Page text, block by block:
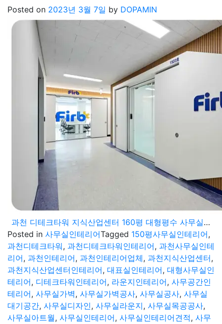
Posted on 2023년 3월 7일 by DOPAMIN
과천 디테크타워 지식산업센터 160평 대형평수 사무실인테리어 시공기
Posted in 사무실인테리어Tagged 150평사무실인테리어,
과천디테크타워, 과천디테크타워인테리어, 과천사무실인테
리어, 과천인테리어, 과천인테리어업체, 과천지식산업센터,
과천지식산업센터인테리어, 대표실인테리어, 대형사무실인
테리어, 디테크타워인테리어, 라운지인테리어, 사무공간인
테리어, 사무실가벽, 사무실가벽공사, 사무실공사, 사무실
대기공간, 사무실디자인, 사무실라운지, 사무실목공공사,
사무실아트월, 사무실인테리어, 사무실인테리어견적, 사무